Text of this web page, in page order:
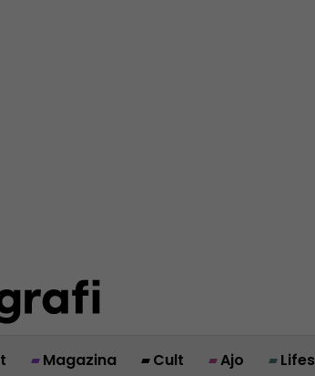
Magazina Cult Ajo